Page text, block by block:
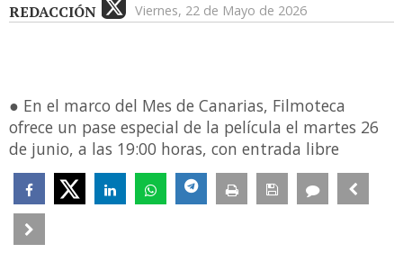
REDACCIÓN Viernes, 22 de Mayo de 2026
● En el marco del Mes de Canarias, Filmoteca
ofrece un pase especial de la película el martes 26
de junio, a las 19:00 horas, con entrada libre